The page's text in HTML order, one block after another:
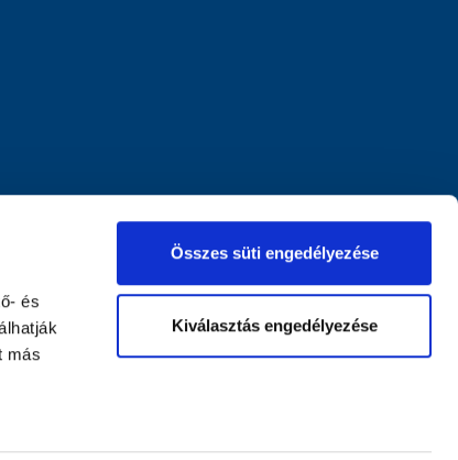
és
más
Összes süti engedélyezése
Kiválasztás engedélyezése